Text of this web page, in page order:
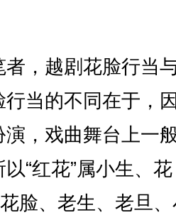
，越剧花脸行当
行当的不同在于，
，戏曲舞台上一
“红花”属小生、花
脸、老生、老旦